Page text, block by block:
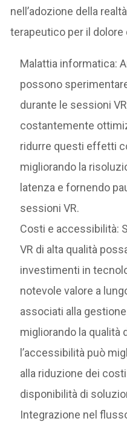
nell’adozione della
terapeutico per il dolore
Malattia informatica:
possono
durante le sessioni
costantemente
ridurre questi effetti
migliorando la
latenza e fornendo
sessioni VR.
Costi e accessibilità:
VR di alta qualità
investimenti in
notevole valore a
associati alla
migliorando la qualità
l’accessibilità può
alla riduzione dei
disponibilità di
Integrazione nel